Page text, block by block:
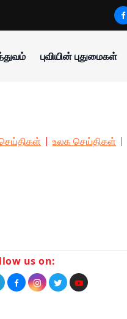
புவியின் புதுமைகள்
உலக செய்திகள்
us on: